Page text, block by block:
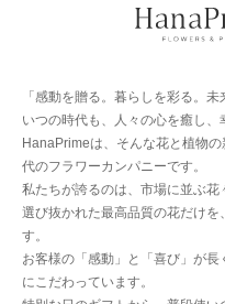
「感動を贈る。暮らしを彩る。未
いつの時代も、人々の心を癒し、
HanaPrimeは、そんな花と植物
代のフラワーカンパニーです。
私たちが誇るのは、市場に並ぶ
選び抜かれた最高品質の花だけを
す。
お客様の「感動」と「喜び」が
にこだわっています。